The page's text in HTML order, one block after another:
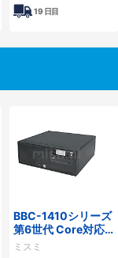
19 日目
BBC-1410シリーズ
第6世代 Core対応フ
ロアマウントFAPC
ミスミ